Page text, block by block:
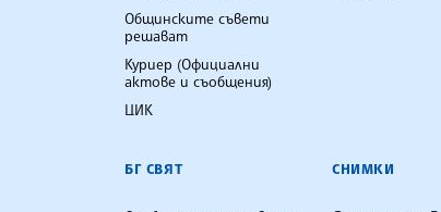
Общинските съвети
решават
Куриер (Официални
актове и съобщения)
ЦИК
БГ СВЯТ СНИМКИ